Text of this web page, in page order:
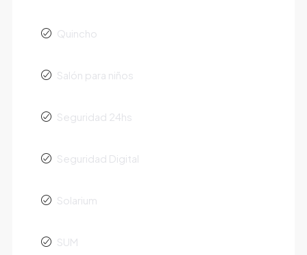
Quincho
Salón para niños
Seguridad 24hs
Seguridad Digital
Solarium
SUM